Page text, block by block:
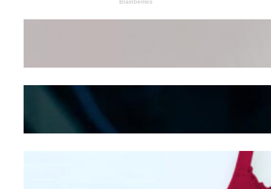
Wanita Pamer Pakaian
Kepribadian
Mengintip Kepribadian
Wanita Dari Warna Bra